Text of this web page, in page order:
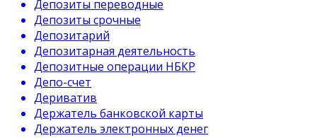
Депозиты переводные
Депозиты срочные
Депозитарий
Депозитарная деятельность
Депозитные операции НБКР
Депо-счет
Дериватив
Держатель банковской карты
Держатель электронных денег